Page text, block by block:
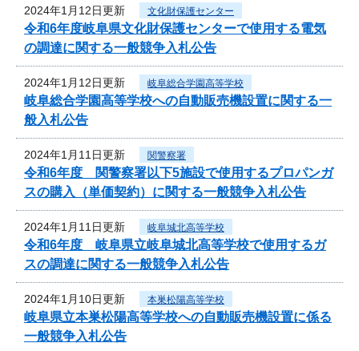
2024年1月12日更新 文化財保護センター
令和6年度岐阜県文化財保護センターで使用する電気
の調達に関する一般競争入札公告
2024年1月12日更新 岐阜総合学園高等学校
岐阜総合学園高等学校への自動販売機設置に関する一
般入札公告
2024年1月11日更新 関警察署
令和6年度 関警察署以下5施設で使用するプロパンガ
スの購入（単価契約）に関する一般競争入札公告
2024年1月11日更新 岐阜城北高等学校
令和6年度 岐阜県立岐阜城北高等学校で使用するガ
スの調達に関する一般競争入札公告
2024年1月10日更新 本巣松陽高等学校
岐阜県立本巣松陽高等学校への自動販売機設置に係る
一般競争入札公告